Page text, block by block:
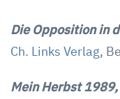
Die Opposition in
Ch. Links Verlag,
Mein Herbst